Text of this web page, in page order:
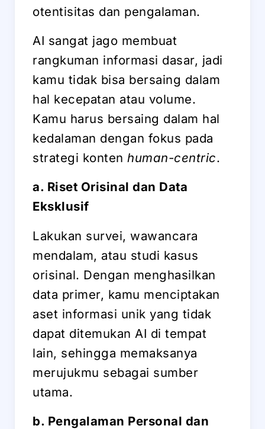
otentisitas dan pengalaman.
AI sangat jago membuat
rangkuman informasi dasar, jadi
kamu tidak bisa bersaing dalam
hal kecepatan atau volume.
Kamu harus bersaing dalam hal
kedalaman dengan fokus pada
strategi konten human-centric.
a. Riset Orisinal dan Data
Eksklusif
Lakukan survei, wawancara
mendalam, atau studi kasus
orisinal. Dengan menghasilkan
data primer, kamu menciptakan
aset informasi unik yang tidak
dapat ditemukan AI di tempat
lain, sehingga memaksanya
merujukmu sebagai sumber
utama.
b. Pengalaman Personal dan